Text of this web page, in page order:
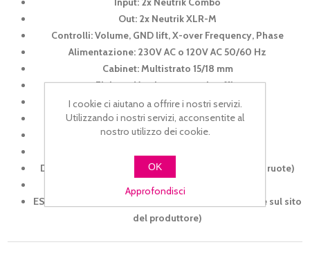
Out: 2x Neutrik XLR-M
Controlli: Volume, GND lift, X-over Frequency, Phase
Alimentazione: 230V AC o 120V AC 50/60 Hz
Cabinet: Multistrato 15/18 mm
Finitura: Vernice nera antigraffio
Protezione: Griglia metallica da 1,5mm
Maniglie: 2x Maniglie laterali
Accessori: Flangia filettata per stativo
Dimensioni: 435 x 570 x 560mm (660mm incluse le ruote)
Peso: 26kg
ESTENSIONE di garanzia a 4 anni (con registrazione sul sito
del produttore)
I cookie ci aiutano a offrire i nostri servizi.
Utilizzando i nostri servizi, acconsentite al
nostro utilizzo dei cookie.
OK
Approfondisci